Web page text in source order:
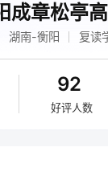
成章松亭
湖南-衡阳 复读
92
好评人数